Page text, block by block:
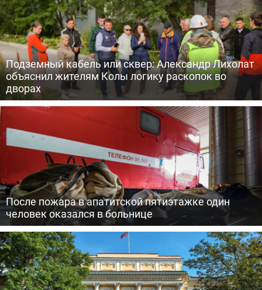
Подземный кабель или сквер: Александр Лихолат
объяснил жителям Колы логику раскопок во
дворах
После пожара в апатитской пятиэтажке один
человек оказался в больнице